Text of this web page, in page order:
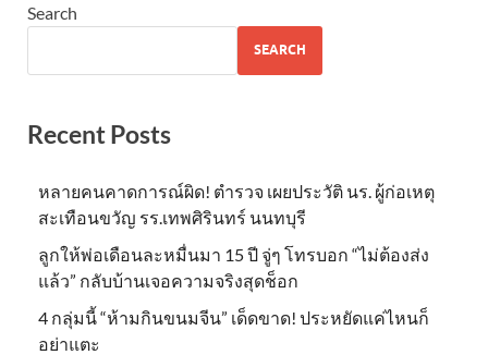
Search
SEARCH
Recent Posts
หลายคนคาดการณ์ผิด! ตำรวจ เผยประวัติ นร. ผู้ก่อเหตุ
สะเทือนขวัญ รร.เทพศิรินทร์ นนทบุรี
ลูกให้พ่อเดือนละหมื่นมา 15 ปี จู่ๆ โทรบอก “ไม่ต้องส่ง
แล้ว” กลับบ้านเจอความจริงสุดช็อก
4 กลุ่มนี้ “ห้ามกินขนมจีน” เด็ดขาด! ประหยัดแค่ไหนก็
อย่าแตะ